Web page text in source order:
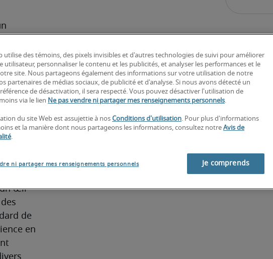
à
effets
Ce
de
de
les
Il
et
manière
un œil
de
en
utilise des témoins, des pixels invisibles et d'autres technologies de suivi pour améliorer
utilisateur, personnaliser le contenu et les publicités, et analyser les performances et le
site. Nous partageons également des informations sur votre utilisation de notre
partenaires de médias sociaux, de publicité et d'analyse. Si nous avons détecté un
de désactivation, il sera respecté. Vous pouvez désactiver l'utilisation de
via le lien Ne pas vendre ni partager mes renseignements personnels.
du site Web est assujettie à nos Conditions d'utilisation. Pour plus d'informations
et la manière dont nous partageons les informations, consultez notre Avis de
.
ni partager mes renseignements personnels Je comprends